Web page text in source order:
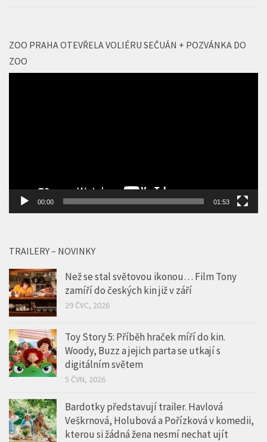
ZOO PRAHA OTEVŘELA VOLIÉRU SEČUÁN + POZVÁNKA DO
ZOO
00:00 01:53
TRAILERY – NOVINKY
Než se stal světovou ikonou… Film Tony
zamíří do českých kin již v září
29 ČVC, 2026
Toy Story 5: Příběh hraček míří do kin.
Woody, Buzz a jejich parta se utkají s
digitálním světem
5 ČVN, 2026
Bardotky představují trailer. Havlová
Veškrnová, Holubová a Pořízková v komedii,
kterou si žádná žena nesmí nechat ujít